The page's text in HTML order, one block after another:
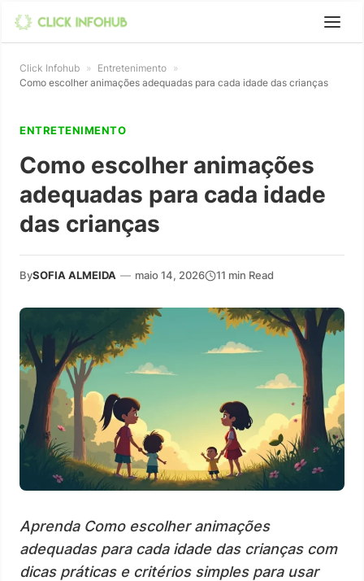
Click Infohub » Entretenimento »
Como escolher animações adequadas para cada idade das crianças
ENTRETENIMENTO
Como escolher animações
adequadas para cada idade
das crianças
BySOFIA ALMEIDA — maio 14, 2026 11 min Read
Aprenda Como escolher animações
adequadas para cada idade das crianças com
dicas práticas e critérios simples para usar